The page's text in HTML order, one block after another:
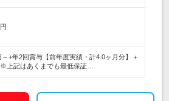
～+年2回賞与【前年度実績・計4.0ヶ月分】＋
上記はあくまでも最低保証…